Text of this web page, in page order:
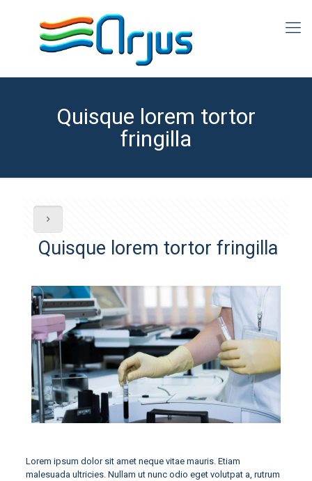
Quisque lorem tortor
fringilla
Quisque lorem tortor fringilla
Lorem ipsum dolor sit amet neque vitae mauris. Etiam
malesuada ultricies. Nullam ut nunc odio eget volutpat a, rutrum